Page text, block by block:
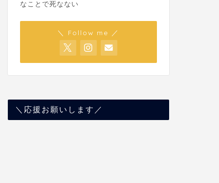
なことで死なない
＼ Follow me ／
＼応援お願いします／